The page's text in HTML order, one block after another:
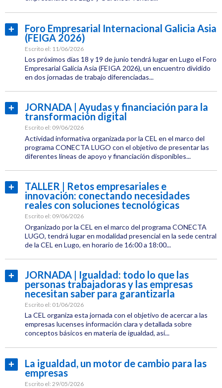
Economía
Etiquetas:
CEL
Jornadas
Foro Empresarial Internacional Galicia Asia
(FEIGA 2026)
Escrito el: 11/06/2026
Los próximos días 18 y 19 de junio tendrá lugar en Lugo el Foro
Empresarial Galicia Asia (FEIGA 2026), un encuentro dividido
en dos jornadas de trabajo diferenciadas...
Leer
más...
Comercio
Exterior
Etiquetas:
Jornadas
JORNADA | Ayudas y financiación para la
transformación digital
Escrito el: 09/06/2026
Actividad informativa organizada por la CEL en el marco del
programa CONECTA LUGO con el objetivo de presentar las
diferentes líneas de apoyo y financiación disponibles...
más...
Empresas
Etiquetas:
CEL
Jornadas
Conecta
Lugo
TALLER | Retos empresariales e
innovación: conectando necesidades
reales con soluciones tecnológicas
Escrito el: 09/06/2026
Organizado por la CEL en el marco del programa CONECTA
LUGO, tendrá lugar en modalidad presencial en la sede central
de la CEL en Lugo, en horario de 16:00 a 18:00...
más...
Empresas
Etiquetas:
CEL
Jornadas
Conecta
Lugo
JORNADA | Igualdad: todo lo que las
personas trabajadoras y las empresas
necesitan saber para garantizarla
Escrito el: 01/06/2026
La CEL organiza esta jornada con el objetivo de acercar a las
empresas lucenses información clara y detallada sobre
conceptos básicos en materia de igualdad, así...
más...
Igualdad
Etiquetas:
CEL
La igualdad, un motor de cambio para las
empresas
Escrito el: 29/05/2026
más...